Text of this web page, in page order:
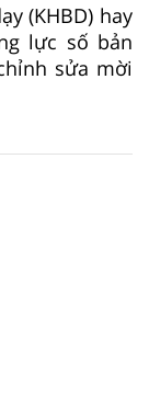
(KHBD) hay
lực số bản
sửa mời